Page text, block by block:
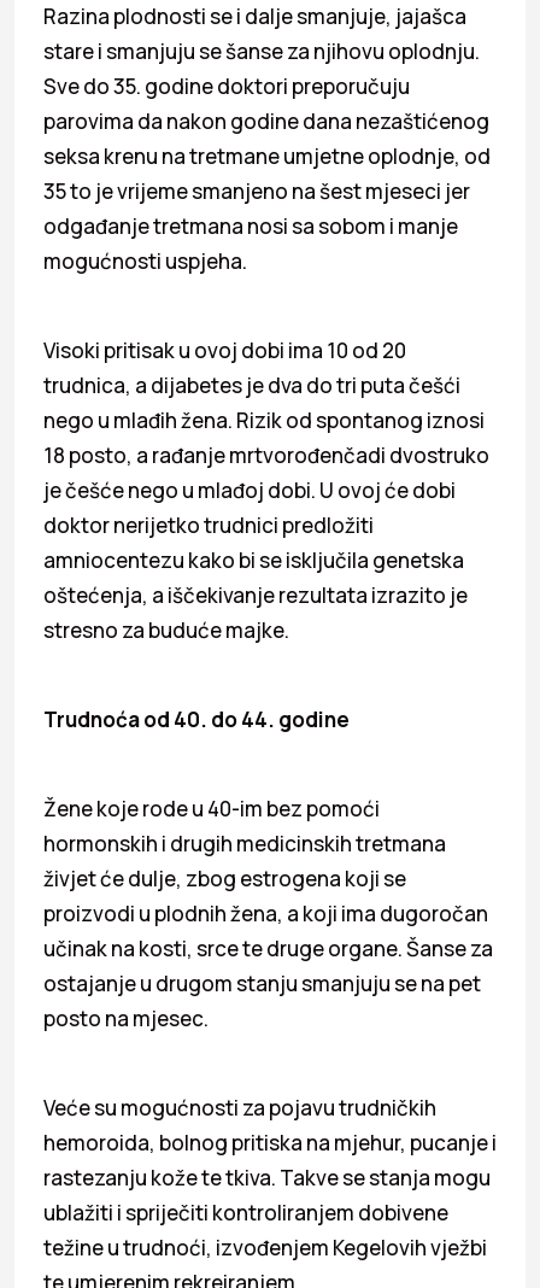
Razina plodnosti se i dalje smanjuje, jajašca
stare i smanjuju se šanse za njihovu oplodnju.
Sve do 35. godine doktori preporučuju
parovima da nakon godine dana nezaštićenog
seksa krenu na tretmane umjetne oplodnje, od
35 to je vrijeme smanjeno na šest mjeseci jer
odgađanje tretmana nosi sa sobom i manje
mogućnosti uspjeha.
Visoki pritisak u ovoj dobi ima 10 od 20
trudnica, a dijabetes je dva do tri puta češći
nego u mlađih žena. Rizik od spontanog iznosi
18 posto, a rađanje mrtvorođenčadi dvostruko
je češće nego u mlađoj dobi. U ovoj će dobi
doktor nerijetko trudnici predložiti
amniocentezu kako bi se isključila genetska
oštećenja, a iščekivanje rezultata izrazito je
stresno za buduće majke.
Trudnoća od 40. do 44. godine
Žene koje rode u 40-im bez pomoći
hormonskih i drugih medicinskih tretmana
živjet će dulje, zbog estrogena koji se
proizvodi u plodnih žena, a koji ima dugoročan
učinak na kosti, srce te druge organe. Šanse za
ostajanje u drugom stanju smanjuju se na pet
posto na mjesec.
Veće su mogućnosti za pojavu trudničkih
hemoroida, bolnog pritiska na mjehur, pucanje i
rastezanju kože te tkiva. Takve se stanja mogu
ublažiti i spriječiti kontroliranjem dobivene
težine u trudnoći, izvođenjem Kegelovih vježbi
te umjerenim rekreiranjem.